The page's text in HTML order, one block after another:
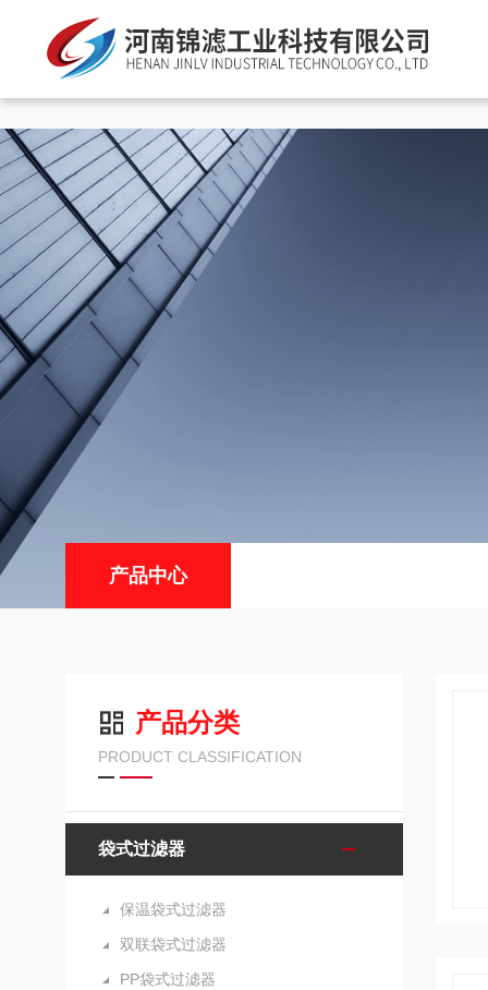
产品中心
产品分类
PRODUCT CLASSIFICATION
袋式过滤器
保温袋式过滤器
双联袋式过滤器
PP袋式过滤器